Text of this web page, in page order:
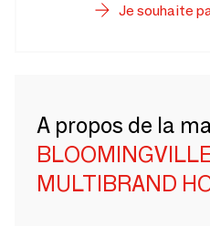
Je souhaite
A propos de la
MULTIBRAND